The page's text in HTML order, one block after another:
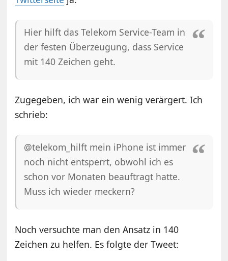
Hier hilft das Telekom Service-Team in
der festen Überzeugung, dass Service
mit 140 Zeichen geht.
Zugegeben, ich war ein wenig verärgert. Ich
schrieb:
@telekom_hilft mein iPhone ist immer
noch nicht entsperrt, obwohl ich es
schon vor Monaten beauftragt hatte.
Muss ich wieder meckern?
Noch versuchte man den Ansatz in 140
Zeichen zu helfen. Es folgte der Tweet: